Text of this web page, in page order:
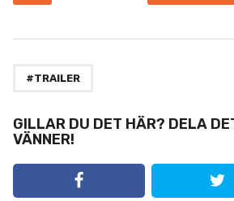
i
n
a
#TRAILER
GILLAR DU DET HÄR? DELA
VÄNNER!